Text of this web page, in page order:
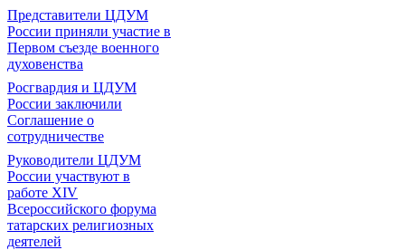
Представители ЦДУМ
России приняли участие в
Первом съезде военного
духовенства
Росгвардия и ЦДУМ
России заключили
Соглашение о
сотрудничестве
Руководители ЦДУМ
России участвуют в
работе XIV
Всероссийского форума
татарских религиозных
деятелей